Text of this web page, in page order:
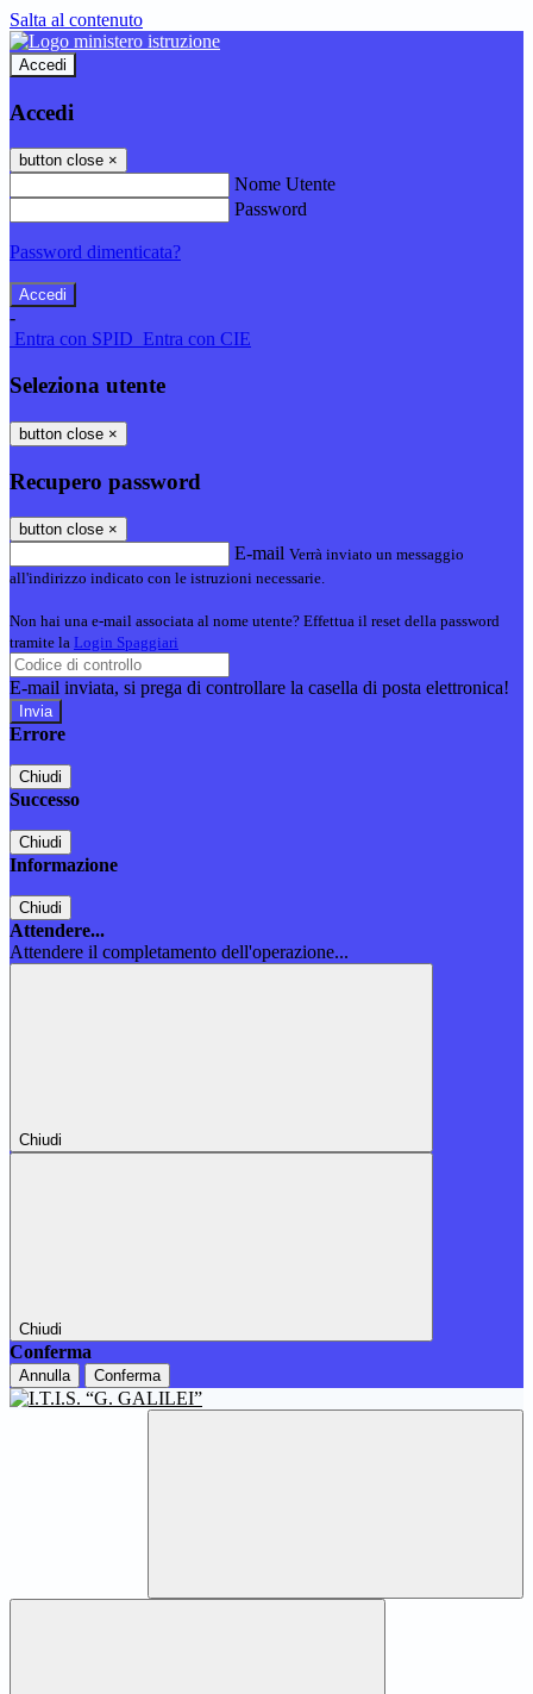
Salta al contenuto
Accedi
Accedi
button close ×
Nome Utente
Password
Password dimenticata?
-
Entra con SPID Entra con CIE
Seleziona utente
button close ×
Recupero password
button close ×
E-mail Verrà inviato un messaggio
all'indirizzo indicato con le istruzioni necessarie.
Non hai una e-mail associata al nome utente? Effettua il reset della password
tramite la Login Spaggiari
E-mail inviata, si prega di controllare la casella di posta elettronica!
Errore
Chiudi
Successo
Chiudi
Informazione
Chiudi
Attendere...
Attendere il completamento dell'operazione...
Chiudi
Chiudi
Conferma
Annulla Conferma